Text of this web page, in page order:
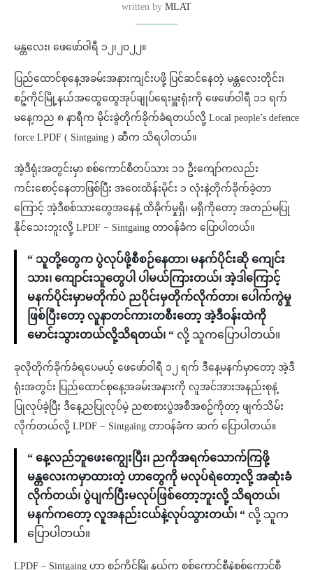
written by MLAT
မန္တလေး၊ ဖေဖော်ဝါရီ ၁၂၊၂၀၂၂။
ပြည်ထောင်စုနေ့အခမ်းအနားကျင်းပဖို့ ပြင်ဆင်နေတဲ့ မန္တလေးတိုင်း၊
စဉ့်ကိုင်မြို့နယ်အထွေထွေအုပ်ချုပ်ရေးမှူးရုံးကို ဖေဖော်ဝါရီ ၁၁ ရက်
မနေ့ကည ၈ နာရီက မိုင်းခွဲတိုက်ခိုက်ခံရတယ်လို့ Local people’s defence
force LPDF ( Sintgaing ) ဆီက သိရပါတယ်။
အဲ့ဒီရုံးအတွင်းမှာ စစ်ကောင်စီတပ်သား ၁၁ ဦးကျော်ကလည်း
ကင်းစောင့်နေတာဖြစ်ပြီး အဝေးထိန်းမိုင်း ၁ လုံးနဲ့တိုက်ခိုက်ခဲ့တာ
ကြောင့် အဲ့ဒီစစ်သားတွေအနေနဲ့ ထိခိုက်မှုရှိ၊ မရှိကိုတော့ အတည်မပြု
နိုင်သေးဘူးလို့ LPDF − Sintgaing တာဝန်ခံက ပြောပါတယ်။
“ သူတို့တွေက ပွဲလုပ်ဖို့စီစဉ်နေတာ၊ မနက်ပိုင်းဆို ကျေင်း
သား၊ ကျောင်းသူတွေပါ ပါမယ်ကြားတယ်၊ အဲ့ဒါကြောင့်
မနက်ပိုင်းမှာမတိုက်ပဲ ညပိုင်းမှတိုက်လိုက်တာ၊ ပေါက်ကွဲမှု
ဖြစ်ပြီးတော့ လူနာတင်ကားတစီးတော့ အဲ့ဒီဝန်းထဲကို
မောင်းသွားတယ်လို့သိရတယ်၊ “ လို့ သူကပြောပါတယ်။
ခုလိုတိုက်ခိုက်ခံရပေမယ့် ဖေဖော်ဝါရီ ၁၂ ရက် ဒီနေ့မနက်မှာတော့ အဲ့ဒီ
ရုံးအတွင်း ပြည်ထောင်စုနေ့အခမ်းအနားကို လူအင်အားအနည်းစုနဲ့
ပြုလုပ်ခဲ့ပြီး ဒီနေ့ညပြုလုပ်မဲ့ ညစာစားပွဲအစီအစဥ်ကိုတာ့ ဖျက်သိမ်း
လိုက်တယ်လို့ LPDF − Sintgaing တာဝန်ခံက ဆက် ပြောပါတယ်။
“ နေ့လည်ဘူဖေးကျွေးပြီး၊ ညကိုအရက်သောက်ကြဖို့
မန္တလေးကမှာထားတဲ့ ဟာတွေကို မလုပ်ရဲတော့လို့ အဆုံးခံ
လိုက်တယ်၊ ပွဲပျက်ပြီးမလုပ်ဖြစ်တော့ဘူးလို့ သိရတယ်၊
မနက်ကတော့ လူအနည်းငယ်နဲ့လုပ်သွားတယ်၊ “ လို့ သူက
ပြောပါတယ်။
LPDF – Sintgaing ဟာ စဉ့်ကိုင်မြို့နယ်က စစ်ကောင်စီနဲ့စစ်ကောင်စီ